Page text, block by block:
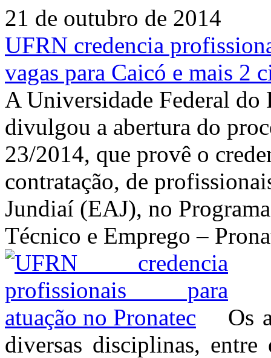
21 de outubro de 2014
UFRN credencia
vagas para Caicó e mais 2
A Universidade Federal
divulgou a abertura do
23/2014, que provê o
contratação, de
Jundiaí (EAJ), no
Técnico e Emprego –
Os
diversas disciplinas,